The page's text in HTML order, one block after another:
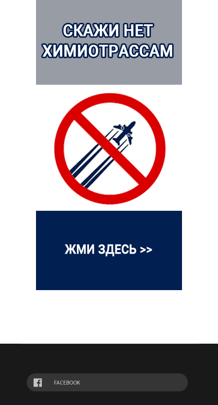
FACEBOOK